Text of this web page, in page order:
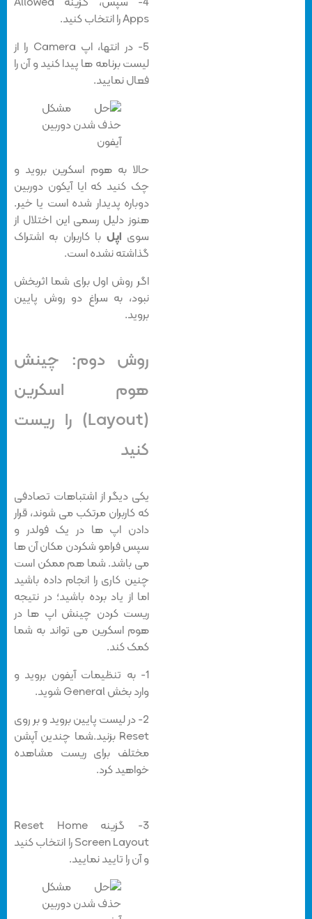
Apps را انتخاب کنید.
5- در انتها، اپ Camera را از
لیست برنامه ها پیدا کنید و آن را
فعال نمایید.
حالا به هوم اسکرین بروید و
چک کنید که ایا آیکون دوربین
دوباره پدیدار شده است یا خیر.
هنوز دلیل رسمی این اختلال از
سویاپل با کاربران به اشتراک
گذاشته نشده است.
اگر روش اول برای شما اثربخش
نبود، به سراغ دو روش پایین
بروید.
روش دوم: چینش
هوم اسکرین
(Layout) را ریست
کنید
یکی دیگر از اشتباهات تصادفی
که کاربران مرتکب می شوند، قرار
دادن اپ ها در یک فولدر و
سپس فرامو شکردن مکان آن ها
می باشد. شما هم ممکن است
چنین کاری را انجام داده باشید
اما از یاد برده باشید؛ در نتیجه
ریست کردن چینش اپ ها در
هوم اسکرین می تواند به شما
کمک کند.
1- به تنظیمات آیفون بروید و
وارد بخش General شوید.
2- در لیست پایین بروید و بر روی
Reset بزنید.شما چندین آپشن
مختلف برای ریست مشاهده
خواهید کرد.
3- گزینه Reset Home
Screen Layout را انتخاب کنید
و آن را تایید نمایید.